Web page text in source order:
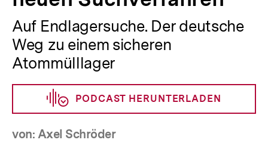
Auf Endlagersuche. Der deutsche
Weg zu einem sicheren
Atommülllager
PODCAST HERUNTERLADEN
von: Axel Schröder